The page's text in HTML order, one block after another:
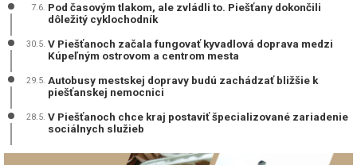
7.6. Pod časovým tlakom, ale zvládli to. Piešťany dokončili
dôležitý cyklochodník
30.5. V Piešťanoch začala fungovať kyvadlová doprava medzi
Kúpeľným ostrovom a centrom mesta
29.5. Autobusy mestskej dopravy budú zachádzať bližšie k
piešťanskej nemocnici
28.5. V Piešťanoch chce kraj postaviť špecializované zariadenie
sociálnych služieb